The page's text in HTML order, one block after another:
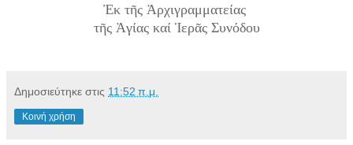
Ἐκ τῆς Ἀρχιγραμματείας
τῆς Ἁγίας καί Ἱερᾶς Συνόδου
Δημοσιεύτηκε στις 11:52 π.μ.
Κοινή χρήση